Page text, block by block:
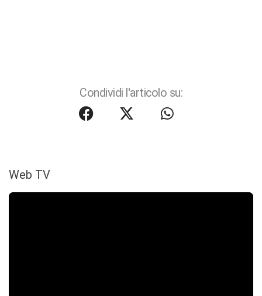
Condividi l'articolo su:
Web TV